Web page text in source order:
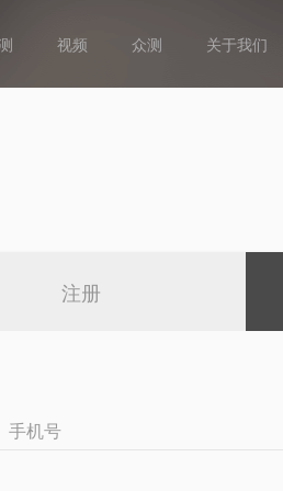
视频 众测 关于我们
注册
手机号